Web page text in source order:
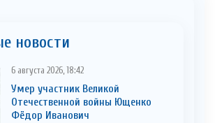
новости
6 августа 2026, 18:42
Умер участник Великой
Отечественной войны Ющенко
Фёдор Иванович